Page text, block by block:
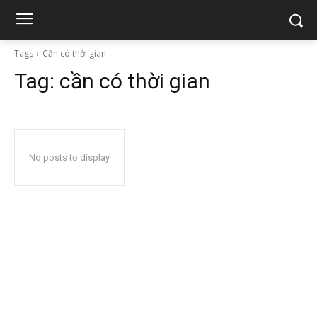
Tags Cần có thời gian
Tag: cần có thời gian
No posts to display